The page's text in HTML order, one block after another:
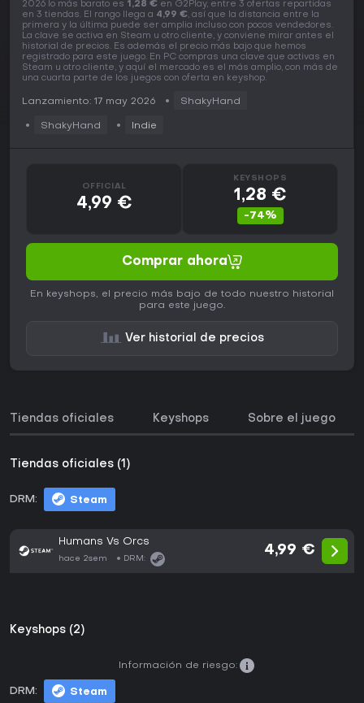
2026 lo más barato es 1,28 € en G2Play, entre 3 ofertas repartidas
en 3 tiendas. El rango llega a 4,99 €, así que la distancia entre la
primera y la última puede ser amplia incluso con pocos vendedores.
La clave se activa en Steam u otro cliente, y conviene mirar antes el
historial de precios. Es además el precio más bajo que hemos
registrado para este juego. En PC compras una clave que activas en
Steam u otro cliente, y aquí el mercado es el más amplio, con más de
una cuarta parte de los juegos con oferta en keyshop.
Lanzamiento: 17 may 2026 ShakyHand
ShakyHand Indie
OFFICIAL
4,99 €
KEYSHOPS
1,28 €
-74%
Comprar ahora
En keyshops, el precio más bajo de todo nuestro historial
para este juego.
Ver historial de precios
Tiendas oficiales Keyshops Sobre el juego
Tiendas oficiales (1)
DRM: Steam
Humans Vs Orcs
hace 2sem DRM:
4,99 €
Keyshops (2)
DRM: Steam
Información de riesgo: